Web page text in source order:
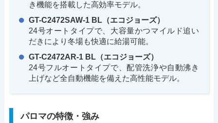
き機能を搭載した高効率モデル。
GT-C2472SAW-1 BL（エコジョーズ）
24号オートタイプで、大容量かつマイルド追い
だきにより冬場も快適に給湯可能。
GT-C2472AR-1 BL（エコジョーズ）
24号フルオートタイプで、配管洗浄や自動沸き
上げなど全自動機能を備えた高性能モデル。
パロマの特徴・強み